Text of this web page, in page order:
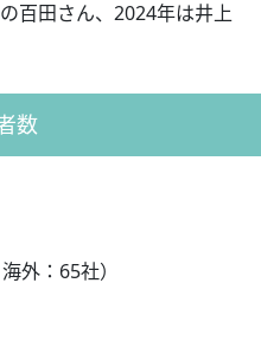
百田さん、2024年は井上
数
外：65社）